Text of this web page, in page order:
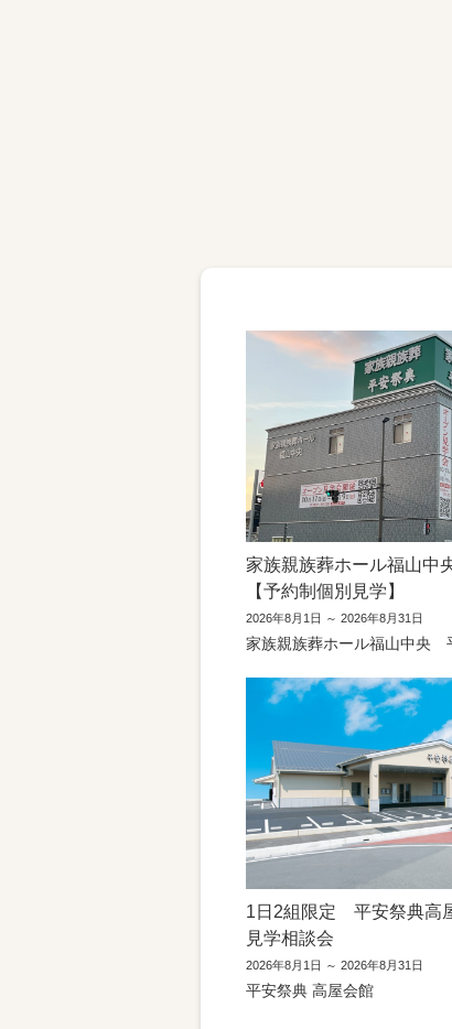
家族親族葬ホール福山中
【予約制個別見学】
2026年8月1日 ～ 2026年8月31日
家族親族葬ホール福山中央
1日2組限定 平安祭典高
見学相談会
2026年8月1日 ～ 2026年8月31日
平安祭典 高屋会館